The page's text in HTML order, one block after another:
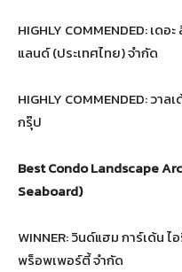
HIGHLY COMMENDED: เด
แลนด์ (ประเทศไทย) จำกัด
HIGHLY COMMENDED: ว
กรุ๊ป
Best Condo Landscape
Seaboard)
WINNER: วินด์แฮม การ์เด้น
พร็อพเพอร์ตี้ จำกัด